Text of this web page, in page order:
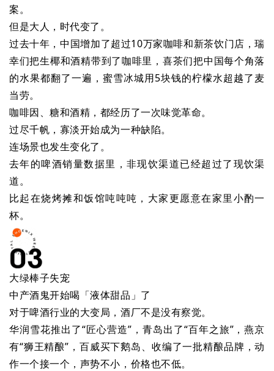
案。
但是大人，时代变了。
过去十年，中国增加了超过10万家咖啡和新茶饮门店，瑞
幸们把生椰和酒精带到了咖啡里，喜茶们把中国每个角落
的水果都翻了一遍，蜜雪冰城用5块钱的柠檬水超越了麦
当劳。
咖啡因、糖和酒精，都经历了一次味觉革命。
过尽千帆，寡淡开始成为一种缺陷。
连场景也发生变化了。
去年的啤酒销量数据里，非现饮渠道已经超过了现饮渠
道。
比起在烧烤摊和饭馆吨吨吨，大家更愿意在家里小酌一
杯。
大绿棒子失宠
中产酒鬼开始喝「液体甜品」了
对于啤酒行业的大变局，酒厂不是没有察觉。
华润雪花推出了“匠心营造”，青岛出了“百年之旅”，燕京
有“狮王精酿”，百威买下鹅岛、收编了一批精酿品牌，动
作一个接一个，声势不小，价格也不低。